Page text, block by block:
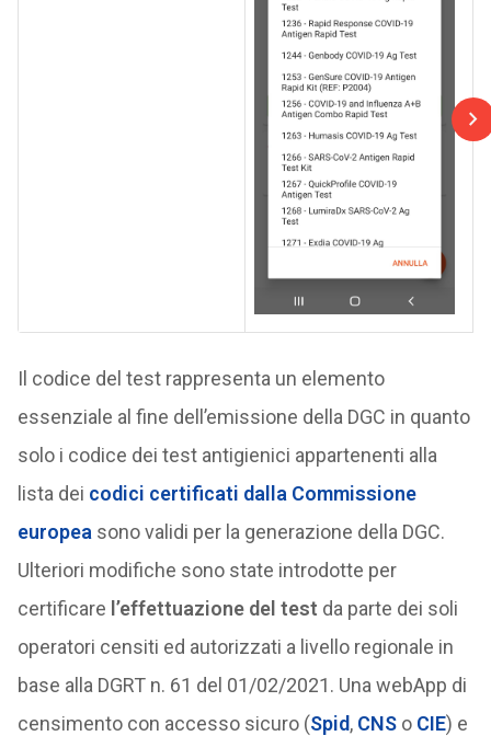
Il codice del test rappresenta un elemento
essenziale al fine dell’emissione della DGC in quanto
solo i codice dei test antigienici appartenenti alla
lista dei codici certificati dalla Commissione
europea sono validi per la generazione della DGC.
Ulteriori modifiche sono state introdotte per
certificare l’effettuazione del test da parte dei soli
operatori censiti ed autorizzati a livello regionale in
base alla DGRT n. 61 del 01/02/2021. Una webApp di
censimento con accesso sicuro (Spid, CNSo CIE) e